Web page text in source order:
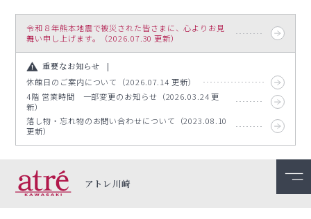
令和８年熊本地震で被災された皆さまに、心よりお見
舞い申し上げます。（2026.07.30 更新）
重要なお知らせ
休館日のご案内について（2026.07.14 更新）
4階 営業時間 一部変更のお知らせ（2026.03.24 更
新）
落し物・忘れ物のお問い合わせについて（2023.08.10
更新）
アトレ川崎